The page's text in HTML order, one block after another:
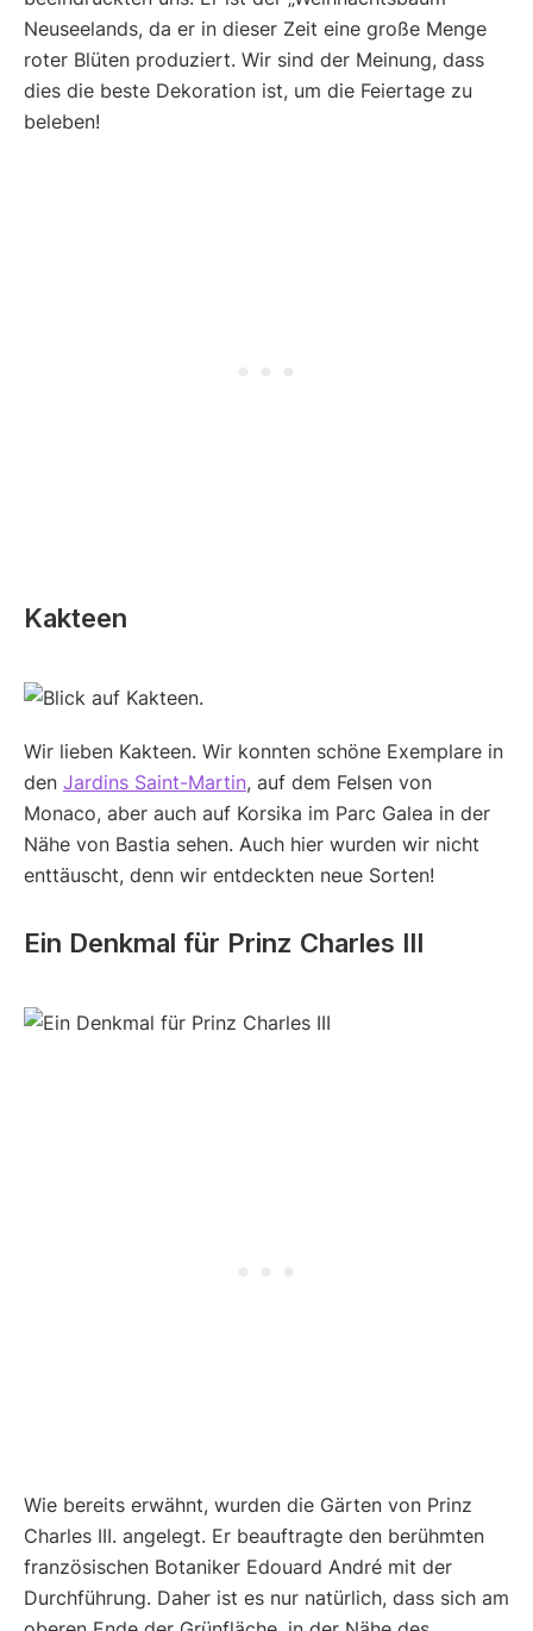
Neuseelands, da er in dieser Zeit eine große Menge
roter Blüten produziert. Wir sind der Meinung, dass
dies die beste Dekoration ist, um die Feiertage zu
beleben!
Kakteen
Wir lieben Kakteen. Wir konnten schöne Exemplare in
den Jardins Saint-Martin, auf dem Felsen von
Monaco, aber auch auf Korsika im Parc Galea in der
Nähe von Bastia sehen. Auch hier wurden wir nicht
enttäuscht, denn wir entdeckten neue Sorten!
Ein Denkmal für Prinz Charles III
Wie bereits erwähnt, wurden die Gärten von Prinz
Charles III. angelegt. Er beauftragte den berühmten
französischen Botaniker Edouard André mit der
Durchführung. Daher ist es nur natürlich, dass sich am